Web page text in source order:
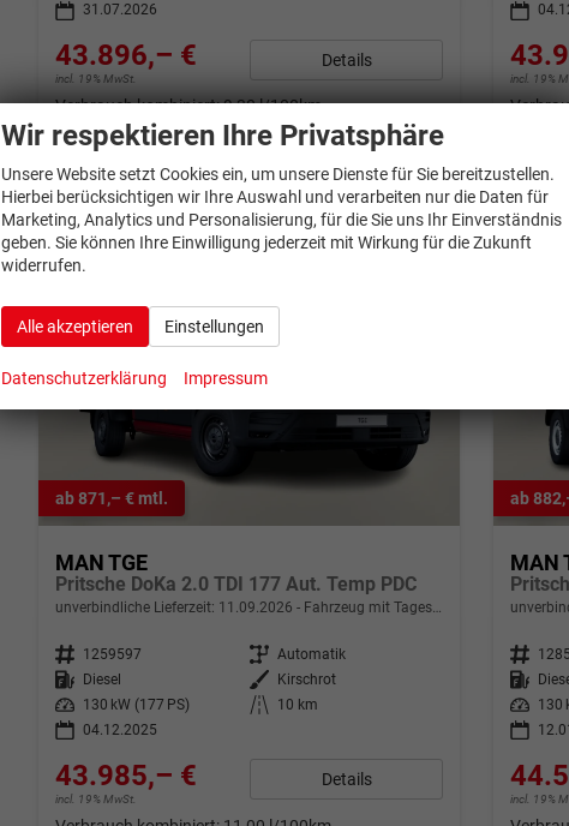
31.07.2026
43.896,– €
incl. 19% MwSt.
Details
Verbrauch kombiniert:9,30 l/100km
CO 2-Klasse:G
CO2-Emissionen: 243,00 g/km
incl. 19%
-
-
ab 871,– € mtl.
MAN TGE
Pritsche DoKa 2.0 TDI 177 Aut. Temp PDC
unverbindliche Lieferzeit: 11.09.2026 Fahrzeug mit Tageszulassung
Fahrzeugnr. 1259597 Getriebe Automatik
Kraftstoff
Diesel Außenfarbe
Kirschrot
Leistung
130 kW (177 PS) Kilometerstand
10 km
04.12.2025
43.985,– €
incl. 19% MwSt.
Details
ab
MAN
Fahrzeugnr.
Kraftstoff
Leistung
130
incl. 19%
Wir respektieren Ihre Privatsphäre
Unsere Website setzt Cookies ein, um unsere Dienste für Sie bereitzustellen.
Hierbei berücksichtigen wir Ihre Auswahl und verarbeiten nur die Daten für
Marketing, Analytics und Personalisierung, für die Sie uns Ihr Einverständnis
geben. Sie können Ihre Einwilligung jederzeit mit Wirkung für die Zukunft
widerrufen.
Alle akzeptieren Einstellungen
Datenschutzerklärung Impressum